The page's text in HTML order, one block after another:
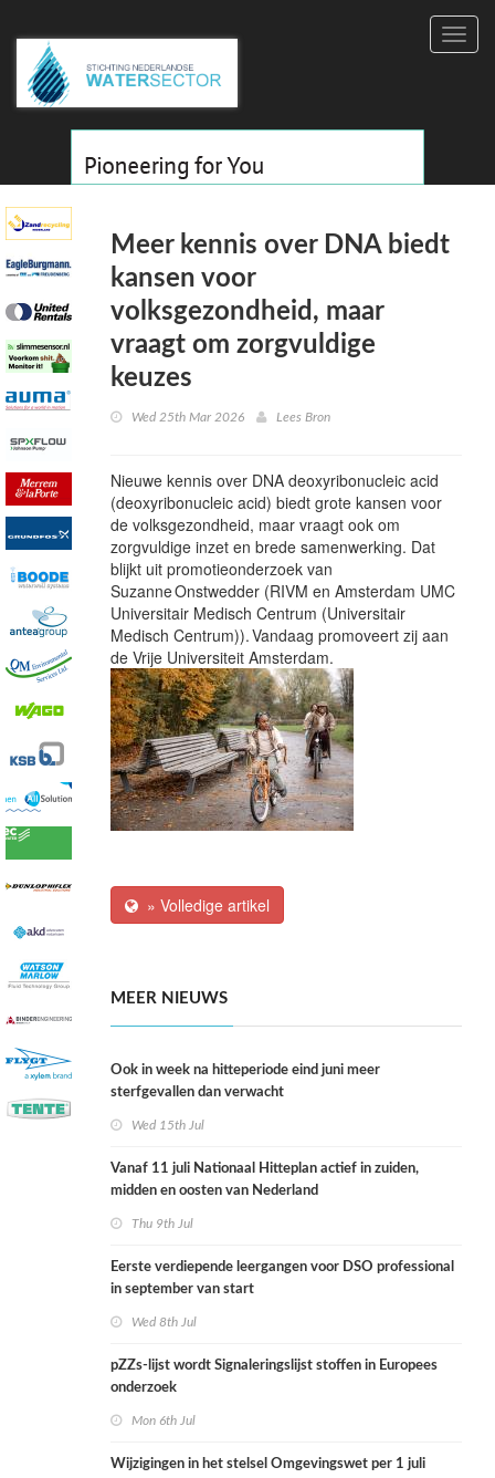
Meer kennis over DNA biedt
kansen voor
volksgezondheid, maar
vraagt om zorgvuldige
keuzes
Wed 25th Mar 2026 Lees Bron
Nieuwe kennis over DNA deoxyribonucleic acid
(deoxyribonucleic acid) biedt grote kansen voor
de volksgezondheid, maar vraagt ook om
zorgvuldige inzet en brede samenwerking. Dat
blijkt uit promotieonderzoek van
Suzanne Onstwedder (RIVM en Amsterdam UMC
Universitair Medisch Centrum (Universitair
Medisch Centrum)). Vandaag promoveert zij aan
de Vrije Universiteit Amsterdam.
» Volledige artikel
MEER NIEUWS
Ook in week na hitteperiode eind juni meer
sterfgevallen dan verwacht
Wed 15th Jul
Vanaf 11 juli Nationaal Hitteplan actief in zuiden,
midden en oosten van Nederland
Thu 9th Jul
Eerste verdiepende leergangen voor DSO professional
in september van start
Wed 8th Jul
pZZs-lijst wordt Signaleringslijst stoffen in Europees
onderzoek
Mon 6th Jul
Wijzigingen in het stelsel Omgevingswet per 1 juli